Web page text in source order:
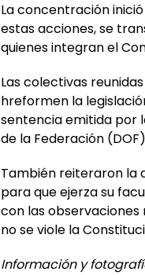
La concentración
estas acciones, se
quienes integran el
Las colectivas
hreformen la
sentencia emitida por
de la Federación
También reiteraron la
para que ejerza su
con las observaciones
no se viole la
Información y